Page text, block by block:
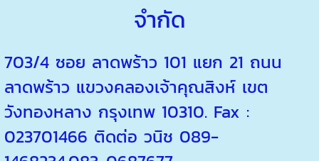
จำกัด
703/4 ซอย ลาดพร้าว 101 แยก 21 ถนน
ลาดพร้าว แขวงคลองเจ้าคุณสิงห์ เขต
วังทองหลาง กรุงเทพ 10310. Fax :
023701466 ติดต่อ วนิช 089-